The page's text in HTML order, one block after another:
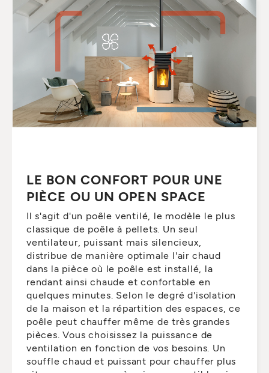
LE BON CONFORT POUR UNE
PIÈCE OU UN OPEN SPACE
Il s'agit d'un poêle ventilé, le modèle le plus
classique de poêle à pellets. Un seul
ventilateur, puissant mais silencieux,
distribue de manière optimale l'air chaud
dans la pièce où le poêle est installé, la
rendant ainsi chaude et confortable en
quelques minutes. Selon le degré d'isolation
de la maison et la répartition des espaces, ce
poêle peut chauffer même de très grandes
pièces. Vous choisissez la puissance de
ventilation en fonction de vos besoins. Un
souffle chaud et puissant pour chauffer plus